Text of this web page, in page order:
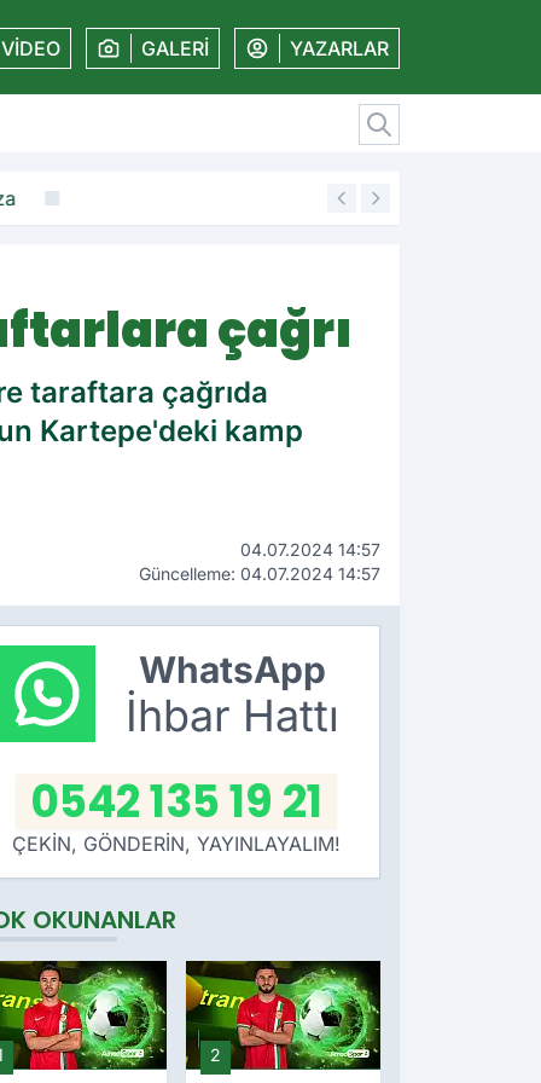
VİDEO GALERİ YAZARLAR
19:11 Amedspor'dan
çağrı
taraftara çağrıda
Kartepe'deki kamp
04.07.2024 14:57
Güncelleme: 04.07.2024 14:57
WhatsApp
İhbar Hattı
0542 135 19 21
ÇEKİN, GÖNDERİN, YAYINLAYALIM!
OKUNANLAR
2